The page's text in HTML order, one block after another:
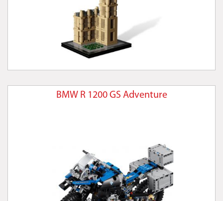
BMW R 1200 GS Adventure